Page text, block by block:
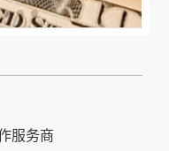
服务商